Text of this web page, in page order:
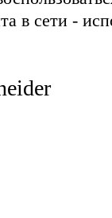
в сети -